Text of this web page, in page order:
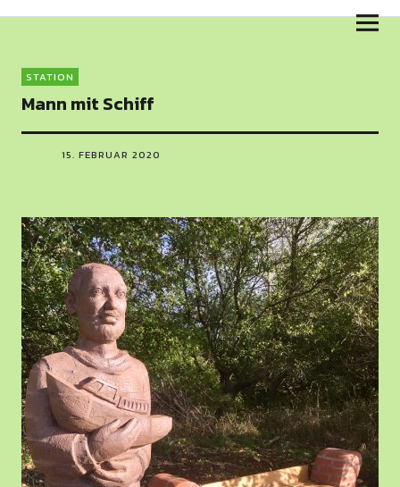
Skulpturenweg am Salzhaff
STATION
Mann mit Schiff
15. FEBRUAR 2020